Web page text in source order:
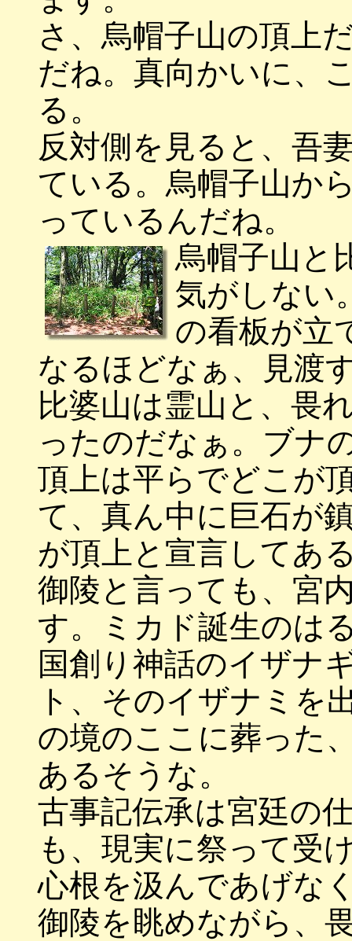
さ、烏帽子山の頂上
だね。真向かいに、
る。
反対側を見ると、吾
ている。烏帽子山か
っているんだね。
烏帽子山と
気がしない
の看板が立
なるほどなぁ、見渡
比婆山は霊山と、畏
ったのだなぁ。ブナ
頂上は平らでどこが
て、真ん中に巨石が
が頂上と宣言してあ
御陵と言っても、宮
す。ミカド誕生のは
国創り神話のイザナ
ト、そのイザナミを
の境のここに葬った
あるそうな。
古事記伝承は宮廷の
も、現実に祭って受
心根を汲んであげな
御陵を眺めながら、